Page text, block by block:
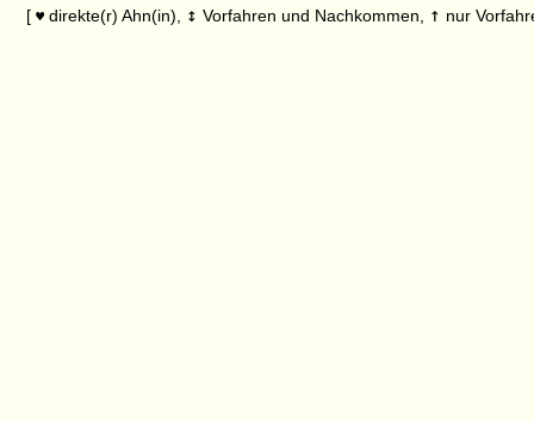
[ ♥ direkte(r) Ahn(in), ↕ Vorfahren und Nachkommen, ↑ nur